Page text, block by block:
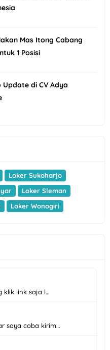
Mas Itong Cabang
1 Posisi
di CV Adya
Loker Sukoharjo
Loker Sleman
Loker Wonogiri
klik link saja l…
saya coba kirim…